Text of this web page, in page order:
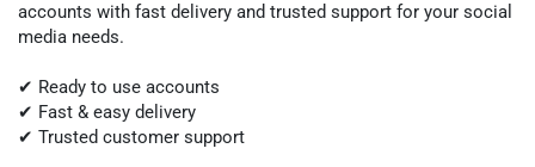
accounts with fast delivery and trusted support for your social
media needs.
✔ Ready to use accounts
✔ Fast & easy delivery
✔ Trusted customer support